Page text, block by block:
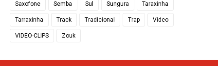
Saxofone Semba Sul Sungura Taraxinha
Tarraxinha Track Tradicional Trap Video
VIDEO-CLIPS Zouk